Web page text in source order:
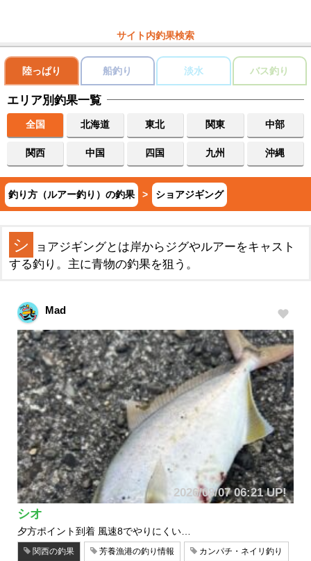
サイト内釣果検索
陸っぱり 船釣り 淡水 バス釣り
エリア別釣果一覧
全国 北海道 東北 関東 中部
関西 中国 四国 九州 沖縄
釣り方（ルアー釣り）の釣果 > ショアジギング
シ
ョアジギングとは岸からジグやルアーをキャスト
する釣り。主に青物の釣果を狙う。
Mad
2026/08/07 06:21 UP!
シオ
夕方ポイント到着 風速8でやりにくい…
関西の釣果 芳養漁港の釣り情報 カンパチ・ネイリ釣り